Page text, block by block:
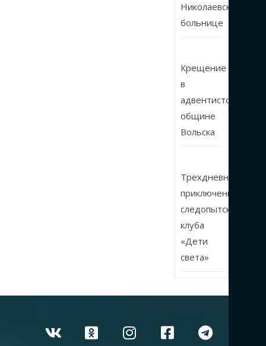
Николаевской
больнице
Крещение
в
адвентистской
общине
Вольска
Трехдневные
приключения
следопытского
клуба
«Дети
света»